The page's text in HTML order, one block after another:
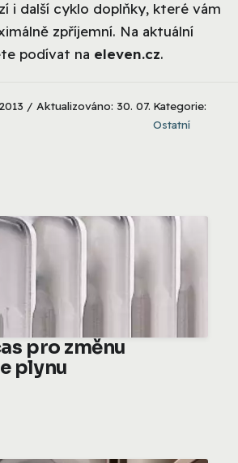
i další cyklo doplňky, které vám
zpříjemní. Na aktuální
podívat na eleven.cz.
/ Aktualizováno: 30. 07. Kategorie:
Ostatní
pro změnu
plynu